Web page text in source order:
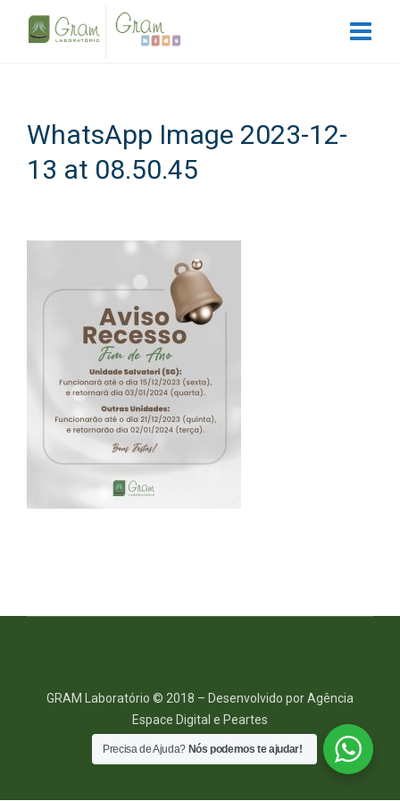
WhatsApp Image 2023-12-
13 at 08.50.45
GRAM Laboratório © 2018 – Desenvolvido por Agência
Espace Digital e Peartes
Acesso de Colaboradores
Precisa de Ajuda? Nós podemos te ajudar!